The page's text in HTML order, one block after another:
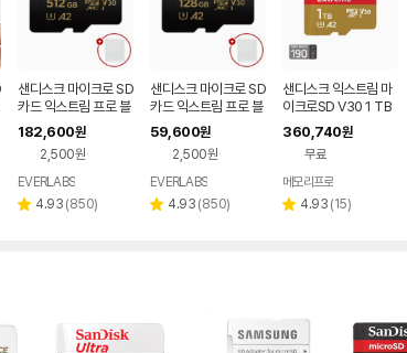
샌디스크 마이크로 SD
카드 익스트림 프로 블
랙박스 카메라 메모리
+케이스 512GB
182,600원
2,500원
페이
EVERLABS
별 4.93 리
(850)
샌디스크 마이크로 SD
카드 익스트림 프로 블
랙박스 카메라 메모리
+케이스 128GB
59,600원
2,500원
페이
EVERLABS
별 4.93 리
(850)
샌디스크 익스트림 마
이크로SD V30 1 TB
테라 SDSQXAV 핸드
폰 메모리
360,740원
무료
메모리프로
별 4.93 리
(15)